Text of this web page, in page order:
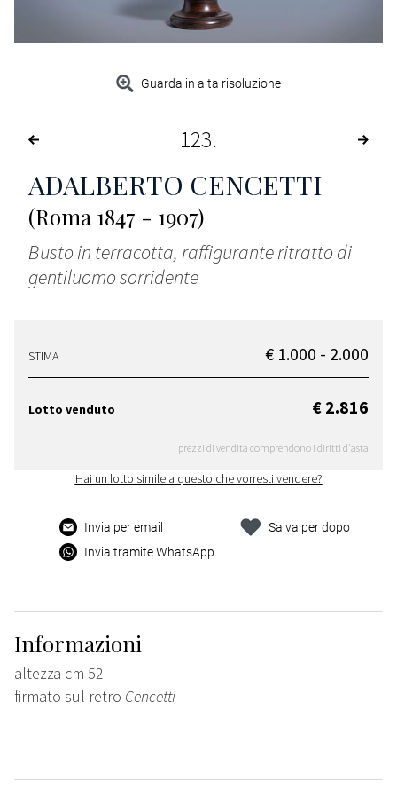
Guarda in alta risoluzione
123
ADALBERTO CENCETTI
(Roma 1847 - 1907)
Busto in terracotta, raffigurante ritratto di
gentiluomo sorridente
STIMA € 1.000 - 2.000
Lotto venduto € 2.816
I prezzi di vendita comprendono i diritti d'asta
Hai un lotto simile a questo che vorresti vendere?
Invia per email
Invia tramite WhatsApp
Salva per dopo
Informazioni
altezza cm 52
firmato sul retro Cencetti